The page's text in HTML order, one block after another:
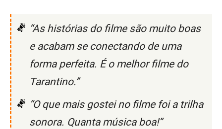
“As histórias do filme são muito boas
e acabam se conectando de uma
forma perfeita. É o melhor filme do
Tarantino.”
“O que mais gostei no filme foi a trilha
sonora. Quanta música boa!”